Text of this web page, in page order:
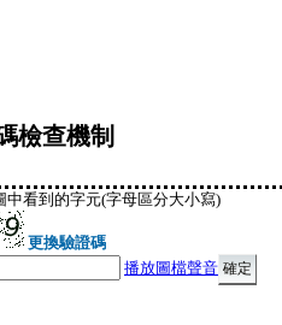
檢查機制
中看到的字元(字母區分大小寫)
更換驗證碼
播放圖檔聲音